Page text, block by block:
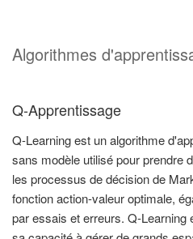
Algorithmes
Q-Apprentissage
Q-Learning est un algorithme
sans modèle utilisé pour prendre
les processus de décision de
fonction action-valeur optimale,
par essais et erreurs. Q-